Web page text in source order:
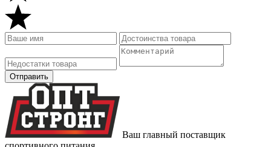
Ваш главный поставщик